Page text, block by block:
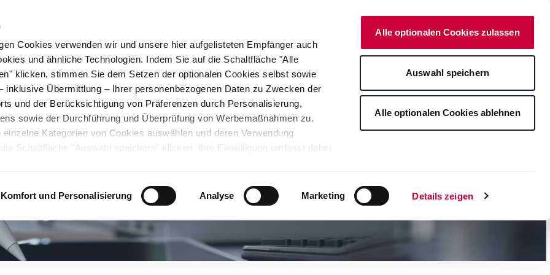
Cookies verwenden wir und unsere hier aufgelisteten Empfänger auch
und ähnliche Technologien. Indem Sie auf die Schaltfläche "Alle
klicken, stimmen Sie dem Setzen der optionalen Cookies selbst sowie
inklusive Übermittlung – Ihrer personenbezogenen Daten zu Zwecken der
und der Berücksichtigung von Präferenzen durch Personalisierung,
sowie der Durchführung und Überprüfung von Werbemaßnahmen zu.
Kategorien von Cookies auswählen und deren Verwendung
Schaltfläche "Auswahl speichern" klicken. Ihre Einwilligung umfasst dabei
können und Ihre Datenschutzrechte eingeschränkt sind. Weitere
Cookies und ähnlichen Technologien sowie zur Verarbeitung Ihrer
z.B. zu den verarbeiteten Daten, den Speicherdauern und den
Sie durch Anklicken von "Details zeigen" oder durch Aufrufen
, die am Ende der Webseite verlinkt ist, wählen und finden. Je nach den
Komfort und Personalisierung Analyse Marketing Details zeigen
Alle optionalen Cookies zulassen
Auswahl speichern
Alle optionalen Cookies ablehnen
Stahl Nachhaltigkeit Karriere Standorte